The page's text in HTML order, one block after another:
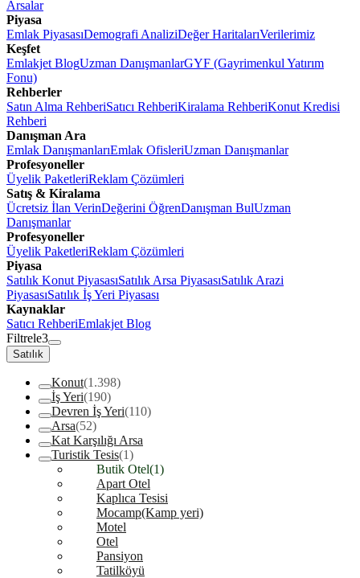
Arsalar
Piyasa
Emlak PiyasasıDemografi AnaliziDeğer HaritalarıVerilerimiz
Keşfet
Emlakjet BlogUzman DanışmanlarGYF (Gayrimenkul Yatırım
Fonu)
Rehberler
Satın Alma RehberiSatıcı RehberiKiralama RehberiKonut Kredisi
Rehberi
Danışman Ara
Emlak DanışmanlarıEmlak OfisleriUzman Danışmanlar
Profesyoneller
Üyelik PaketleriReklam Çözümleri
Satış & Kiralama
Ücretsiz İlan VerinDeğerini ÖğrenDanışman BulUzman
Danışmanlar
Profesyoneller
Üyelik PaketleriReklam Çözümleri
Piyasa
Satılık Konut PiyasasıSatılık Arsa PiyasasıSatılık Arazi
PiyasasıSatılık İş Yeri Piyasası
Kaynaklar
Satıcı RehberiEmlakjet Blog
Filtrele3
Satılık
Konut(1.398)
İş Yeri(190)
Devren İş Yeri(110)
Arsa(52)
Kat Karşılığı Arsa
Turistik Tesis(1)
Butik Otel(1)
Apart Otel
Kaplıca Tesisi
Mocamp(Kamp yeri)
Motel
Otel
Pansiyon
Tatilköyü